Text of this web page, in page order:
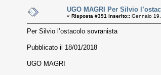
UGO MAGRI Per Silvio
« Risposta #391 inserito:: Gennaio
Per Silvio l’ostacolo sovranista
Pubblicato il 18/01/2018
UGO MAGRI